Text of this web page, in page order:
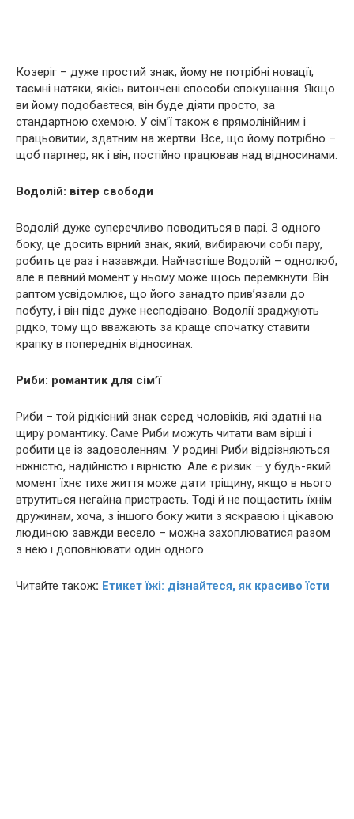
Козеріг – дуже простий знак, йому не потрібні новації,
таємні натяки, якісь витончені способи спокушання. Якщо
ви йому подобаєтеся, він буде діяти просто, за
стандартною схемою. У сім’ї також є прямолінійним і
працьовитии, здатним на жертви. Все, що йому потрібно –
щоб партнер, як і він, постійно працював над відносинами.
Водолій: вітер свободи
Водолій дуже суперечливо поводиться в парі. З одного
боку, це досить вірний знак, який, вибираючи собі пару,
робить це раз і назавжди. Найчастіше Водолій – однолюб,
але в певний момент у ньому може щось перемкнути. Він
раптом усвідомлює, що його занадто прив’язали до
побуту, і він піде дуже несподівано. Водолії зраджують
рідко, тому що вважають за краще спочатку ставити
крапку в попередніх відносинах.
Риби: романтик для сім’ї
Риби – той рідкісний знак серед чоловіків, які здатні на
щиру романтику. Саме Риби можуть читати вам вірші і
робити це із задоволенням. У родині Риби відрізняються
ніжністю, надійністю і вірністю. Але є ризик – у будь-який
момент їхнє тихе життя може дати тріщину, якщо в нього
втрутиться негайна пристрасть. Тоді й не пощастить їхнім
дружинам, хоча, з іншого боку жити з яскравою і цікавою
людиною завжди весело – можна захоплюватися разом
з нею і доповнювати один одного.
Читайте також: Етикет їжі: дізнайтеся, як красиво їсти